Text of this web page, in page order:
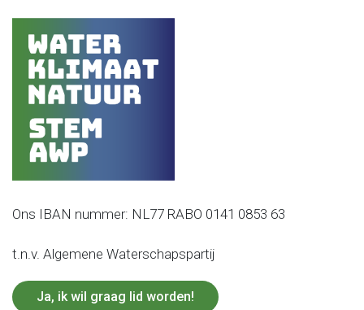
Ons IBAN nummer: NL77 RABO 0141 0853 63
t.n.v. Algemene Waterschapspartij
Ja, ik wil graag lid worden!